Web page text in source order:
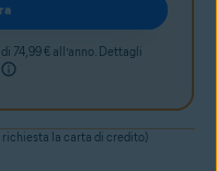
74,99 € all’anno. Dettagli
richiesta la carta di credito)